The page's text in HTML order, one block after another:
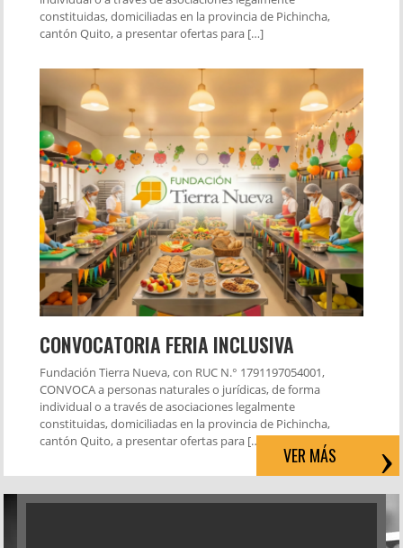
constituidas, domiciliadas en la provincia de Pichincha,
cantón Quito, a presentar ofertas para […]
CONVOCATORIA FERIA INCLUSIVA
Fundación Tierra Nueva, con RUC N.° 1791197054001,
CONVOCA a personas naturales o jurídicas, de forma
individual o a través de asociaciones legalmente
constituidas, domiciliadas en la provincia de Pichincha,
cantón Quito, a presentar ofertas para […]
VER MÁS